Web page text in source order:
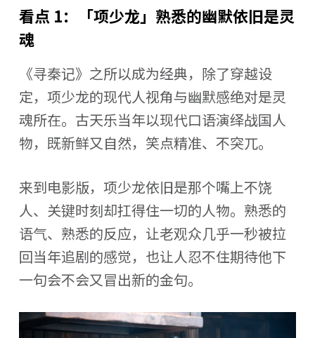
看点 1：
「项少龙」熟悉的幽默依旧是灵
魂
《寻秦记》之所以成为经典，除了穿越设
定，项少龙的现代人视角与幽默感绝对是灵
魂所在。古天乐当年以现代口语演绎战国人
物，既新鲜又自然，笑点精准、不突兀。
来到电影版，项少龙依旧是那个嘴上不饶
人、关键时刻却扛得住一切的人物。熟悉的
语气、熟悉的反应，让老观众几乎一秒被拉
回当年追剧的感觉，也让人忍不住期待他下
一句会不会又冒出新的金句。